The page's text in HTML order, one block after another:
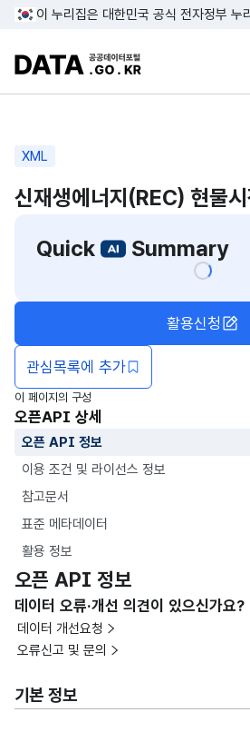
콘텐츠
푸터
이 누리집은 대한민국 공식 전자정부 누
DATA.GO.KR 공공데이
XML
신재생에너지(REC) 현물
Quick
Summary
관심목록에 추가
활용신청
이 페이지의 구성
오픈API 상세
오픈 API 정보
이용 조건 및 라이선스 정보
참고문서
표준 메타데이터
활용 정보
오픈 API 정보
데이터 오류·개선 의견이 있으신가요?
데이터 개선요청
오류신고 및 문의
기본 정보